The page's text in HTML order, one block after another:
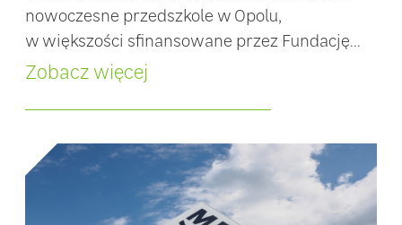
nowoczesne przedszkole w Opolu,
w większości sfinansowane przez Fundację...
Zobacz więcej